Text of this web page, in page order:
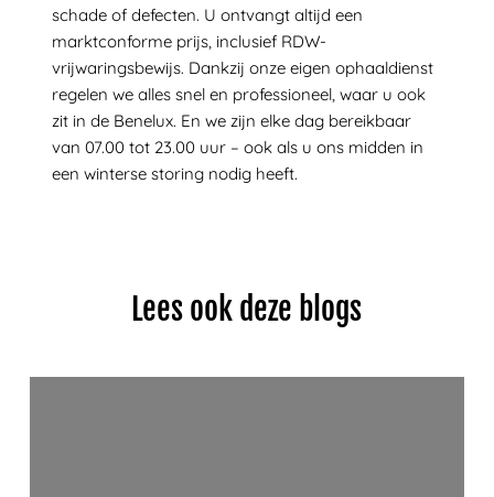
schade of defecten. U ontvangt altijd een
marktconforme prijs, inclusief RDW-
vrijwaringsbewijs. Dankzij onze eigen ophaaldienst
regelen we alles snel en professioneel, waar u ook
zit in de Benelux. En we zijn elke dag bereikbaar
van 07.00 tot 23.00 uur – ook als u ons midden in
een winterse storing nodig heeft.
Lees ook deze blogs